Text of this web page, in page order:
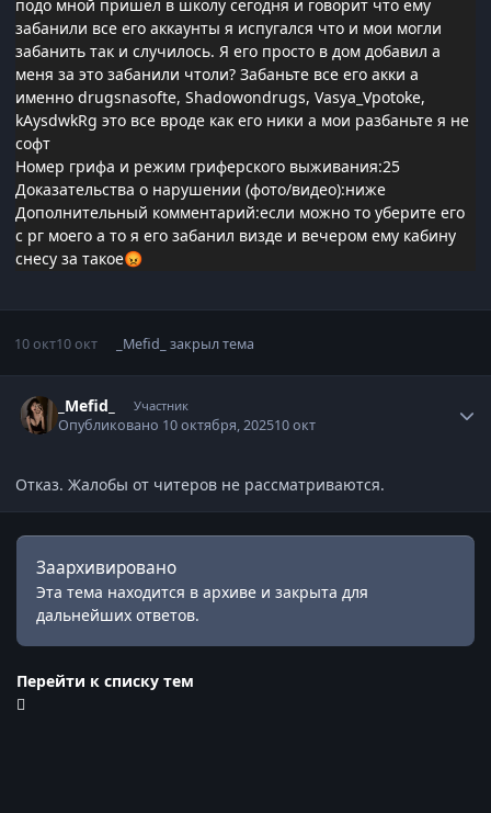
подо мной пришёл в школу сегодня и говорит что ему
забанили все его аккаунты я испугался что и мои могли
забанить так и случилось. Я его просто в дом добавил а
меня за это забанили чтоли? Забаньте все его акки а
именно drugsnasofte, Shadowondrugs, Vasya_Vpotoke,
kAysdwkRg это все вроде как его ники а мои разбаньте я не
софт
Номер грифа и режим гриферского выживания:25
Доказательства о нарушении (фото/видео):ниже
Дополнительный комментарий:если можно то уберите его
с рг моего а то я его забанил визде и вечером ему кабину
снесу за такое😡
10 окт10 окт _Mefid_ закрыл тема
_Mefid_ Участник
Опубликовано 10 октября, 202510 окт
Отказ. Жалобы от читеров не рассматриваются.
Заархивировано
Эта тема находится в архиве и закрыта для
дальнейших ответов.
Перейти к списку тем